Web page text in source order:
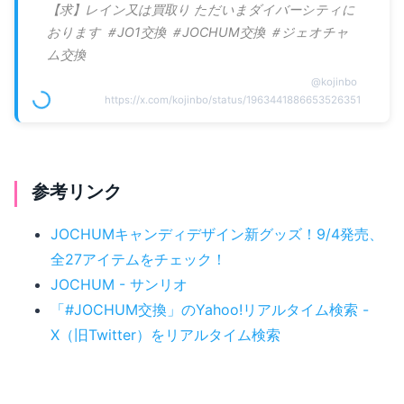
【求】レイン又は買取り ただいまダイバーシティに
おります ＃JO1交換 ＃JOCHUM交換 ＃ジェオチャ
ム交換
@kojinbo
https://x.com/kojinbo/status/1963441886653526351
参考リンク
JOCHUMキャンディデザイン新グッズ！9/4発売、
全27アイテムをチェック！
JOCHUM - サンリオ
「#JOCHUM交換」のYahoo!リアルタイム検索 -
X（旧Twitter）をリアルタイム検索